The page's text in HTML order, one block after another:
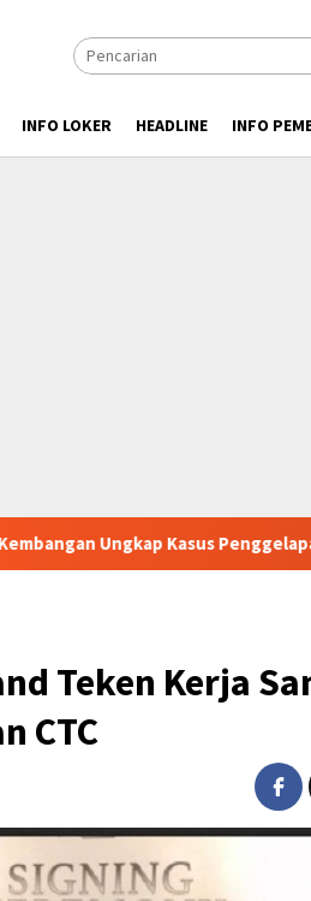
INFO LOKER HEADLINE INFO
Penggelapan Motor Bermodus
Teken Kerja
CTC